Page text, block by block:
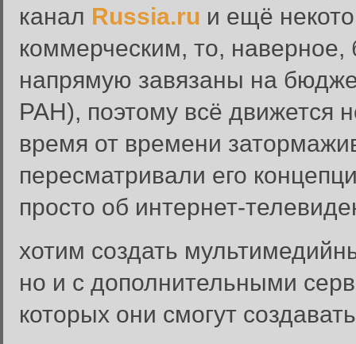
канал Russia.ru и ещё
коммерческим, то,
напрямую завязаны на
РАН), поэтому всё движется
время от времени
пересматривали его
просто об интернет-
хотим создать
но и с дополнительными
которых они смогут